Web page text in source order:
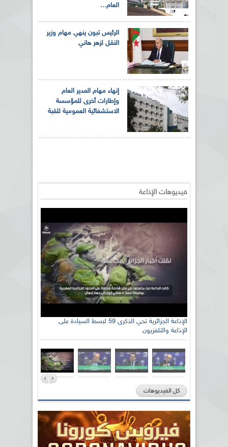
العام...
الرئيس تبون ينهي مهام وزير
النقل لزهر هاني
إنهاء مهام المدير العام
وإطارات أخرى للمؤسسة
الاستشفائية العمومية للقبة
فيديوهات الإذاعة
الإذاعة الجزائرية تحي الذكرى 59 لبسط السيادة على
الإذاعة والتلفزيون
كل الفيديوهات